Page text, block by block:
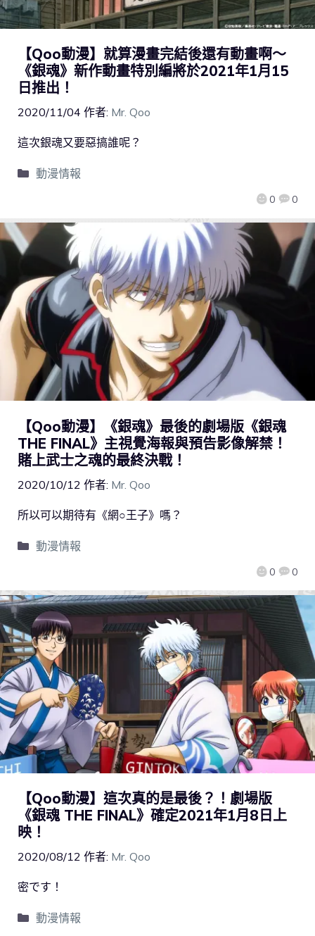
【Qoo動漫】就算漫畫完結後還有動畫啊～
《銀魂》新作動畫特別編將於2021年1月15
日推出！
2020/11/04 作者: Mr. Qoo
0 0
這次銀魂又要惡搞誰呢？
動漫情報
【Qoo動漫】《銀魂》最後的劇場版《銀魂
THE FINAL》主視覺海報與預告影像解禁！
賭上武士之魂的最終決戰！
2020/10/12 作者: Mr. Qoo
0 0
所以可以期待有《網○王子》嗎？
動漫情報
【Qoo動漫】這次真的是最後？！劇場版
《銀魂 THE FINAL》確定2021年1月8日上
映！
2020/08/12 作者: Mr. Qoo
密です！
動漫情報